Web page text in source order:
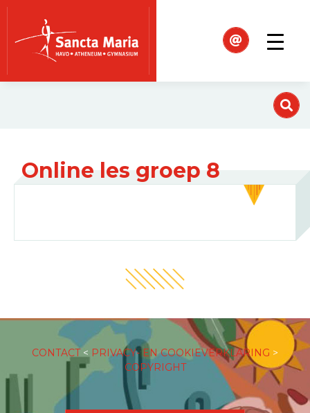
Online les groep 8
CONTACT< PRIVACY- EN COOKIEVERKLARING >
COPYRIGHT